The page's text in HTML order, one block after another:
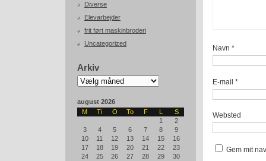
Diverse
Elevarbejder
frit ført maskinbroderi
Uncategorized
Arkiv
Arkiv
august 2026
M
Ti O To F L
S
1
2
3
4 5 6 7 8
9
10
11 12 13 14 15
16
17
18 19 20 21 22
23
24
25 26 27 28 29
30
Navn *
E-mail *
Websted
Gem mit